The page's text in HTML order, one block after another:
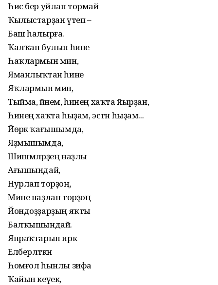
Һис бер уйлап тормай
Ҡылыстарҙан үтеп –
Баш һалырға.
Ҡалҡан булып һине
Һаҡлармын мин,
Яманлыҡтан һине
Яҡлармын мин,
Тыйма, йәнем, һинең хаҡта йырҙан,
Һинең хаҡта һыҙам, эстән һыҙам...
Йөрәк ҡағышымда,
Яҙмышымда,
Шишмәләрҙең наҙлы
Ағышындай,
Нурлап торҙоң,
Мине наҙлап торҙоң
Йондоҙҙарҙың яҡты
Балҡышындай.
Япраҡтарын иркә
Елберләткән
Һомғол һынлы зифа
Ҡайын кеүек,